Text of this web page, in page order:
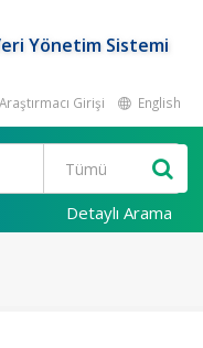
Yönetim Sistemi
Araştırmacı Girişi English
Detaylı Arama